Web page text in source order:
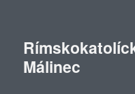
Málinec